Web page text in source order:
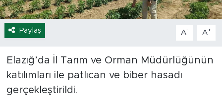
Paylaş A- A+
Elazığ’da İl Tarım ve Orman Müdürlüğünün
katılımları ile patlıcan ve biber hasadı
gerçekleştirildi.
Eğitim
Hava Durumu